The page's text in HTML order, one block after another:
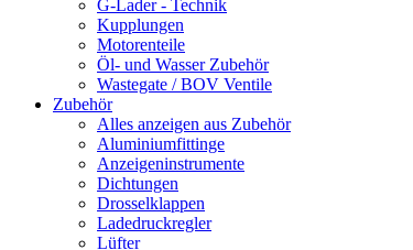
G-Lader - Technik
Kupplungen
Motorenteile
Öl- und Wasser Zubehör
Wastegate / BOV Ventile
Zubehör
Alles anzeigen aus Zubehör
Aluminiumfittinge
Anzeigeninstrumente
Dichtungen
Drosselklappen
Ladedruckregler
Lüfter